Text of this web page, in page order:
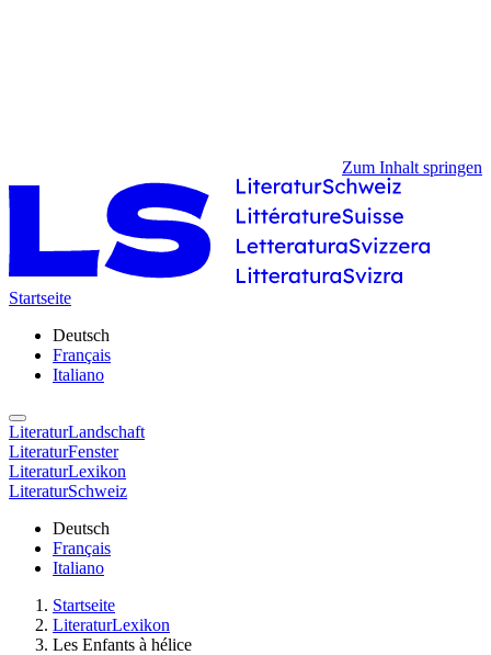
Zum Inhalt springen
Startseite
Deutsch
Français
Italiano
LiteraturLandschaft
LiteraturFenster
LiteraturLexikon
LiteraturSchweiz
Deutsch
Français
Italiano
Startseite
LiteraturLexikon
Les Enfants à hélice